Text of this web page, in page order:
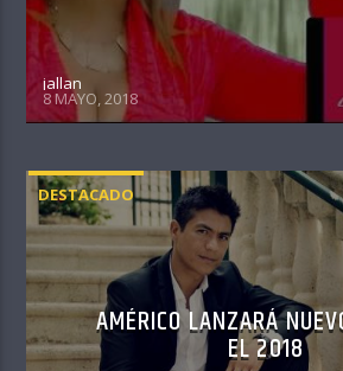
jallan
8 MAYO, 2018
DESTACADO
AMÉRICO LANZARÁ
EL 2018